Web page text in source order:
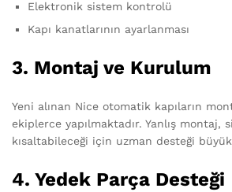
Elektronik sistem kontrolü
Kapı kanatlarının ayarlanması
3. Montaj ve Kurulum
Yeni alınan Nice otomatik kapıların
ekiplerce yapılmaktadır. Yanlış montaj,
kısaltabileceği için uzman desteği
4. Yedek Parça Desteği